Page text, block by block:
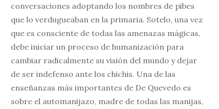
conversaciones adoptando los nombres de pibes
que lo verdugueaban en la primaria. Sotelo, una vez
que es consciente de todas las amenazas mágicas,
debe iniciar un proceso de humanización para
cambiar radicalmente su visión del mundo y dejar
de ser indefenso ante los chichis. Una de las
enseñanzas más importantes de De Quevedo es
sobre el automanijazo, madre de todas las manijas,